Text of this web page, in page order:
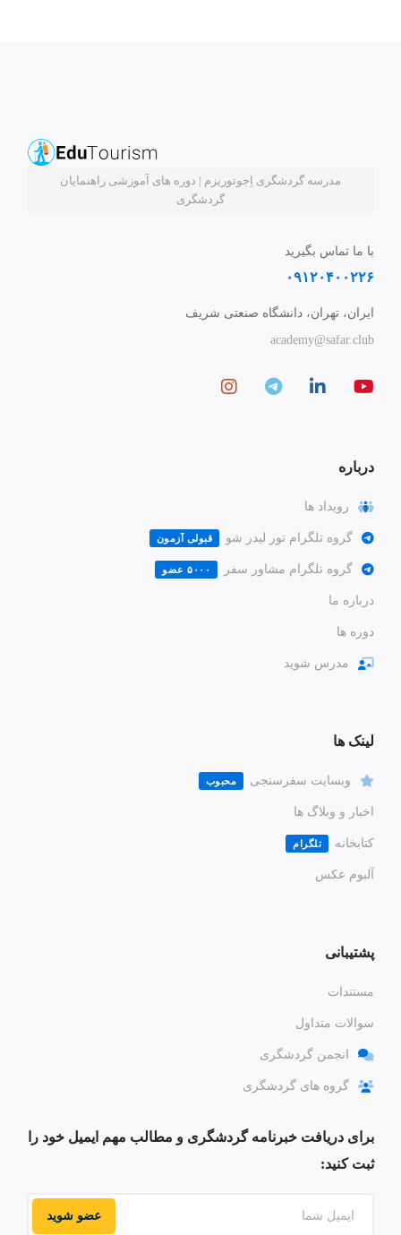
مدرسه گردشگری اِجوتوریزم | دوره های آموزشی راهنمایان
گردشگری
با ما تماس بگیرید
۰۹۱۲۰۴۰۰۲۲۶
ایران، تهران، دانشگاه صنعتی شریف
academy@safar.club
درباره
رویداد ها
گروه تلگرام تور لیدر شو قبولی آزمون
گروه تلگرام مشاور سفر ۵۰۰۰ عضو
درباره ما
دوره ها
مدرس شوید
لینک ها
وبسایت سفرسنجی محبوب
اخبار و وبلاگ ها
کتابخانه تلگرام
آلبوم عکس
پشتیبانی
مستندات
سوالات متداول
انجمن گردشگری
گروه های گردشگری
برای دریافت خبرنامه گردشگری و مطالب مهم ایمیل خود را
ثبت کنید:
عضو شوید